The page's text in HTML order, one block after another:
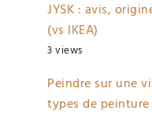
JYSK : avis,
(vs IKEA)
3 views
Peindre sur une
types de peinture